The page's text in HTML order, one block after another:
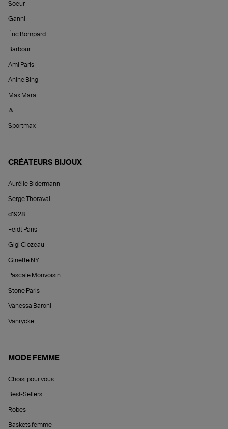
Soeur
Ganni
Éric Bompard
Barbour
Ami Paris
Anine Bing
Max Mara
&
Sportmax
CRÉATEURS BIJOUX
Aurélie Bidermann
Serge Thoraval
d1928
Feidt Paris
Gigi Clozeau
Ginette NY
Pascale Monvoisin
Stone Paris
Vanessa Baroni
Vanrycke
MODE FEMME
Choisi pour vous
Best-Sellers
Robes
Baskets femme